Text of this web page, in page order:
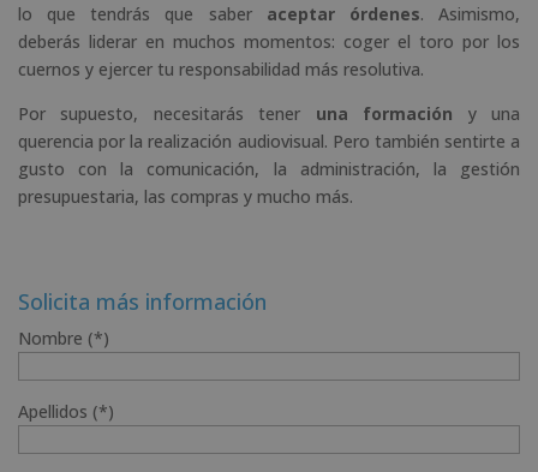
lo que tendrás que saber aceptar órdenes. Asimismo,
deberás liderar en muchos momentos: coger el toro por los
cuernos y ejercer tu responsabilidad más resolutiva.
Por supuesto, necesitarás tener una formación y una
querencia por la realización audiovisual. Pero también sentirte a
gusto con la comunicación, la administración, la gestión
presupuestaria, las compras y mucho más.
Solicita más información
Nombre (*)
Apellidos (*)